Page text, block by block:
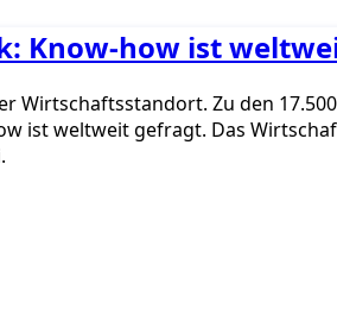
Know-how ist
Wirtschaftsstandort. Zu den
ist weltweit gefragt. Das